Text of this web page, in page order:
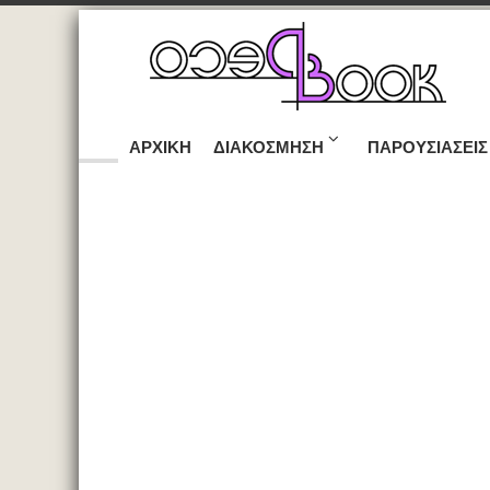
ΑΡΧΙΚΉ ΔΙΑΚΌΣΜΗΣΗ ΠΑΡΟΥΣΙΆΣΕΙΣ